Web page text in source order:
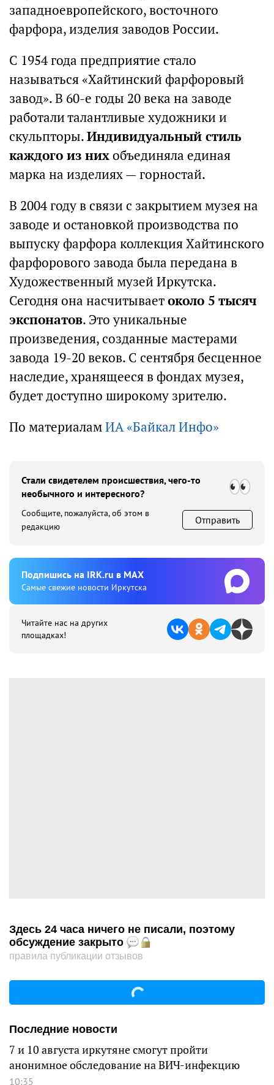
западноевропейского, восточного
фарфора, изделия заводов России.
С 1954 года предприятие стало
называться «Хайтинский фарфоровый
завод». В 60-е годы 20 века на заводе
работали талантливые художники и
скульпторы.Индивидуальный стиль
каждого из нихобъединяла единая
марка на изделиях — горностай.
В 2004 году в связи с закрытием музея на
заводе и остановкой производства по
выпуску фарфора коллекция Хайтинского
фарфорового завода была передана в
Художественный музей Иркутска.
Сегодня она насчитываетоколо 5 тысяч
экспонатов. Это уникальные
произведения, созданные мастерами
завода 19-20 веков. С сентября бесценное
наследие, хранящееся в фондах музея,
будет доступно широкому зрителю.
По материаламИА «Байкал Инфо»
Стали свидетелем происшествия, чего-то
необычного и интересного?
Сообщите, пожалуйста, об этом в
редакцию
Отправить
Подпишиcь на IRK.ru в MAX
Cамые свежие новости Иркутска
Читайте нас на других
площадках!
Здесь 24 часа ничего не писали, поэтому
обсуждение закрыто
правила публикации отзывов
Последние новости
7 и 10 августа иркутяне смогут пройти
анонимное обследование на ВИЧ-инфекцию
10:35